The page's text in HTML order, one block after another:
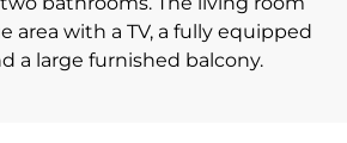
area with a TV, a fully equipped
a large furnished balcony.